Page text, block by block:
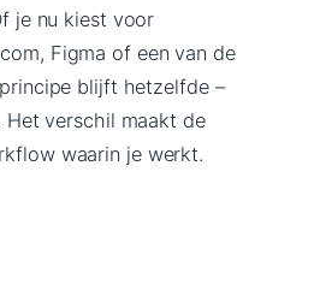
je nu kiest voor
Figma of een van de
blijft hetzelfde –
Het verschil maakt de
waarin je werkt.